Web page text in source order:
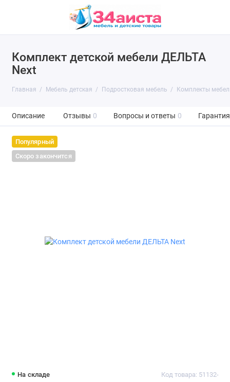
Комплект детской мебели ДЕЛЬТА
Next
Главная Мебель детская Подростковая мебель Комплекты
Описание Отзывы 0 Вопросы и ответы 0 Гарантия
Популярный
Скоро закончится
На складе Код товара: 51132-